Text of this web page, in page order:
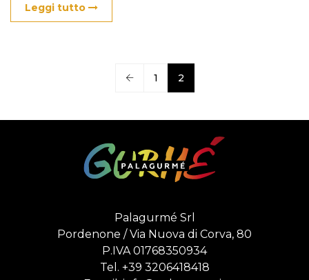
Leggi tutto
1 2
Palagurmé Srl
Pordenone / Via Nuova di Corva, 80
P.IVA 01768350934
Tel. +39 3206418418